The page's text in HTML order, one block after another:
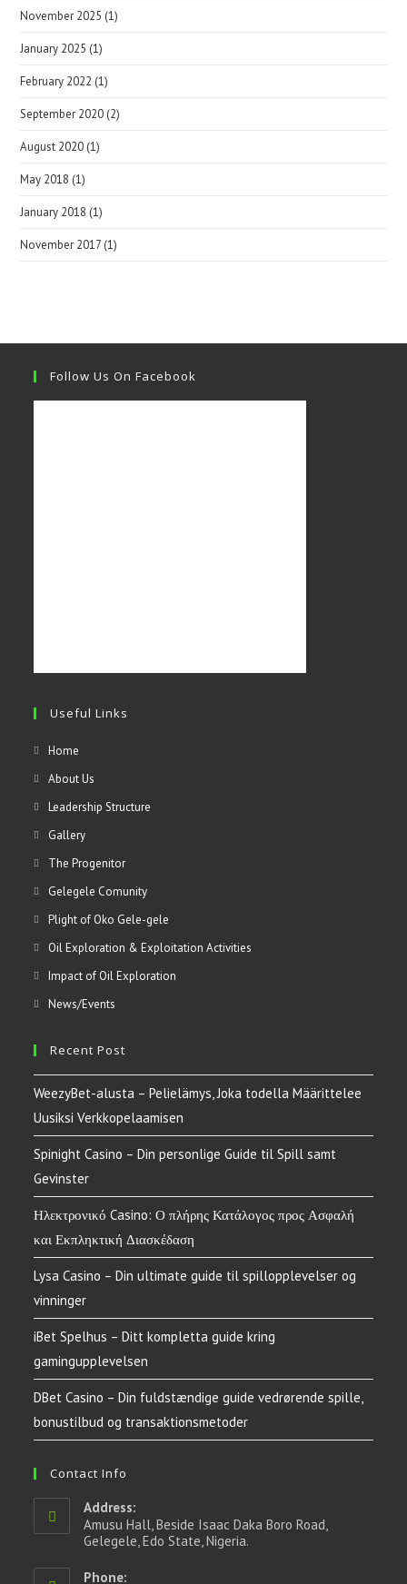
November 2025 (1)
January 2025 (1)
February 2022 (1)
September 2020 (2)
August 2020 (1)
May 2018 (1)
January 2018 (1)
November 2017 (1)
Follow Us On Facebook
Useful Links
Home
About Us
Leadership Structure
Gallery
The Progenitor
Gelegele Comunity
Plight of Oko Gele-gele
Oil Exploration & Exploitation Activities
Impact of Oil Exploration
News/Events
Recent Post
WeezyBet-alusta – Pelielämys, Joka todella Määrittelee
Uusiksi Verkkopelaamisen
Spinight Casino – Din personlige Guide til Spill samt
Gevinster
Ηλεκτρονικό Casino: Ο πλήρης Κατάλογος προς Ασφαλή
και Εκπληκτική Διασκέδαση
Lysa Casino – Din ultimate guide til spillopplevelser og
vinninger
iBet Spelhus – Ditt kompletta guide kring
gamingupplevelsen
DBet Casino – Din fuldstændige guide vedrørende spille,
bonustilbud og transaktionsmetoder
Contact Info
Address:
Amusu Hall, Beside Isaac Daka Boro Road,
Gelegele, Edo State, Nigeria.
Phone: